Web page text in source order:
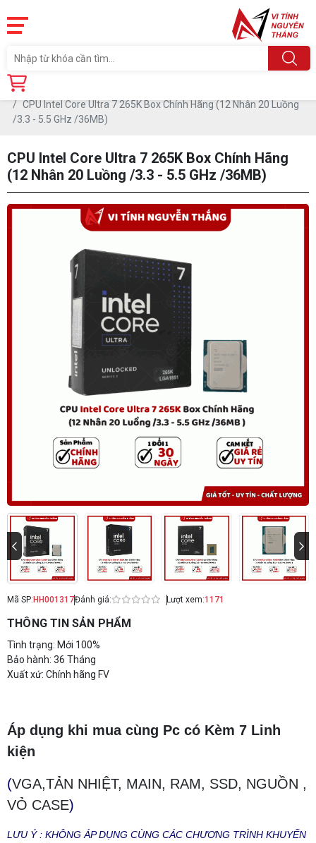
Trang chủ
CPU Intel Core Ultra 7 265K Box Chính Hãng (12 Nhân 20 Luồng
/3.3 - 5.5 GHz /36MB)
CPU Intel Core Ultra 7 265K Box Chính Hãng
(12 Nhân 20 Luồng /3.3 - 5.5 GHz /36MB)
Mã SP: HH001317Đánh giá: Lượt xem:1171
THÔNG TIN SẢN PHẨM
Tình trạng: Mới 100%
Bảo hành: 36 Tháng
Xuất xứ: Chính hãng FV
Áp dụng khi mua cùng Pc có Kèm 7 Linh
kiện
(VGA,TẢN NHIỆT, MAIN, RAM, SSD, NGUỒN ,
VỎ CASE)
LƯU Ý : KHÔNG ÁP DỤNG CÙNG CÁC CHƯƠNG TRÌNH KHUYẾN